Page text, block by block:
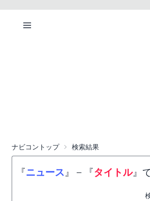
ナビコントップ 検索結果
『ニュース 』 − 『タイトル』